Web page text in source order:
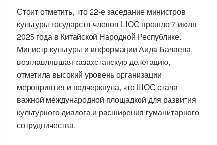
Стоит отметить, что 22-е заседание министров
культуры государств-членов ШОС прошло 7 июля
2025 года в Китайской Народной Республике.
Министр культуры и информации Аида Балаева,
возглавлявшая казахстанскую делегацию,
отметила высокий уровень организации
мероприятия и подчеркнула, что ШОС стала
важной международной площадкой для развития
культурного диалога и расширения гуманитарного
сотрудничества.